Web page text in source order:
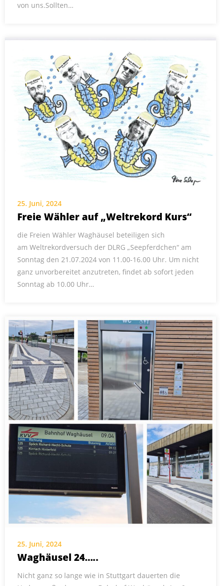
von uns.Sollten…
25. Juni, 2024
Freie Wähler auf „Weltrekord Kurs“
die Freien Wähler Waghäusel beteiligen sich
am Weltrekordversuch der DLRG „Seepferdchen“ am
Sonntag den 21.07.2024 von 11.00-16.00 Uhr. Um nicht
ganz unvorbereitet anzutreten, findet ab sofort jeden
Sonntag ab 10.00 Uhr…
25. Juni, 2024
Waghäusel 24…..
Nicht ganz so lange wie in Stuttgart dauerten die